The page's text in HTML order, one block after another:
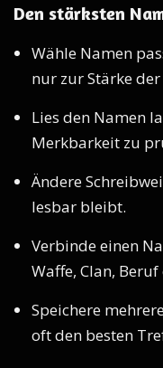
Den stärksten
Wähle Namen
nur zur Stärke
Lies den Namen
Merkbarkeit zu
Ändere
lesbar bleibt.
Verbinde einen
Waffe, Clan, Beruf
Speichere
oft den besten